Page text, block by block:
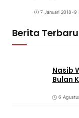
7 Januari 2018•9
Berita Terbaru
Nasib
Bulan
6